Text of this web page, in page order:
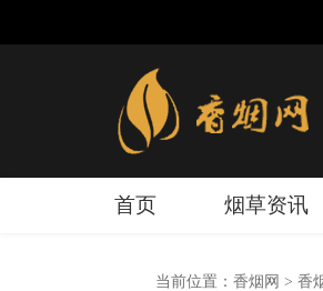
首页 烟草资讯
当前位置： 香烟网 > 香